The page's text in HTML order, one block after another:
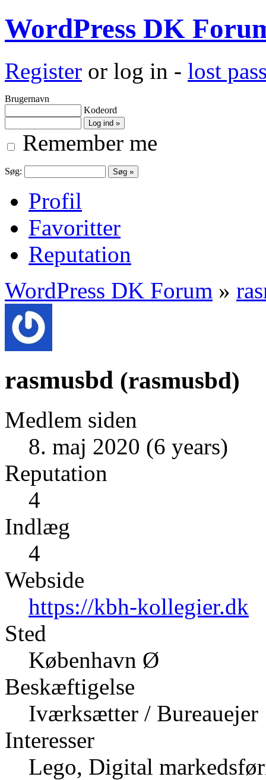
WordPress DK
Register or log in - lost
Brugernavn
Kodeord
Remember me
Søg:
Profil
Favoritter
Reputation
WordPress DK Forum »
rasmusbd (rasmusbd)
Medlem siden
8. maj 2020 (6 years)
Reputation
4
Indlæg
4
Webside
https://kbh-kollegier.dk
Sted
København Ø
Beskæftigelse
Iværksætter / Bureauejer
Interesser
Lego, Digital